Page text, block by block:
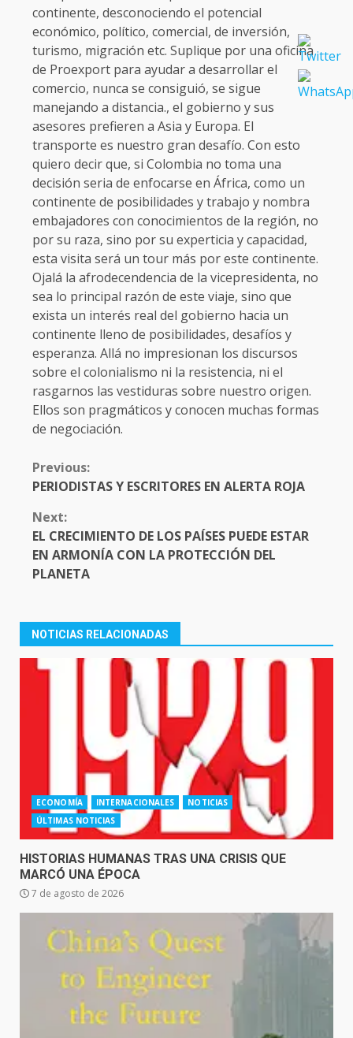
continente, desconociendo el potencial
económico, político, comercial, de inversión,
turismo, migración etc. Suplique por una oficina
de Proexport para ayudar a desarrollar el
comercio, nunca se consiguió, se sigue
manejando a distancia., el gobierno y sus
asesores prefieren a Asia y Europa. El
transporte es nuestro gran desafío. Con esto
quiero decir que, si Colombia no toma una
decisión seria de enfocarse en África, como un
continente de posibilidades y trabajo y nombra
embajadores con conocimientos de la región, no
por su raza, sino por su experticia y capacidad,
esta visita será un tour más por este continente.
Ojalá la afrodecendencia de la vicepresidenta, no
sea lo principal razón de este viaje, sino que
exista un interés real del gobierno hacia un
continente lleno de posibilidades, desafíos y
esperanza. Allá no impresionan los discursos
sobre el colonialismo ni la resistencia, ni el
rasgarnos las vestiduras sobre nuestro origen.
Ellos son pragmáticos y conocen muchas formas
de negociación.
CONTINUE
READING
Previous:
PERIODISTAS Y ESCRITORES EN ALERTA ROJA
Next:
EL CRECIMIENTO DE LOS PAÍSES PUEDE ESTAR
EN ARMONÍA CON LA PROTECCIÓN DEL
PLANETA
NOTICIAS RELACIONADAS
ECONOMÍA INTERNACIONALES
NOTICIAS
ÚLTIMAS NOTICIAS
HISTORIAS HUMANAS TRAS UNA CRISIS QUE
MARCÓ UNA ÉPOCA
7 de agosto de 2026